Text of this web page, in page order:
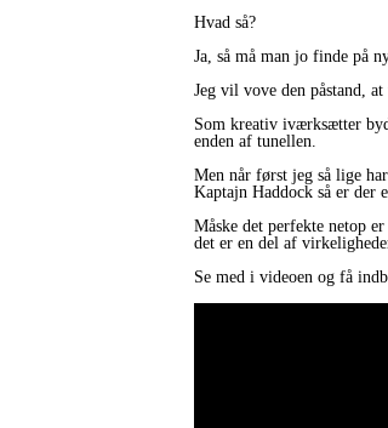
Hvad så?
Ja, så må man jo finde på
Jeg vil vove den påstand,
Som kreativ iværksætter
enden af tunellen.
Men når først jeg så lige
Kaptajn Haddock så er
Måske det perfekte netop
det er en del af
Se med i videoen og få